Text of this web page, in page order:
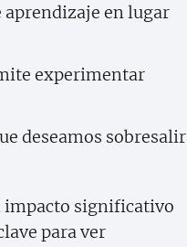
en lugar
experimentar
deseamos sobresalir
impacto significativo
para ver